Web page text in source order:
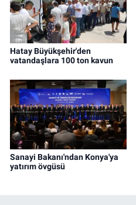
Hatay Büyükşehir'den
vatandaşlara 100 ton kavun
Sanayi Bakanı'ndan Konya'ya
yatırım övgüsü